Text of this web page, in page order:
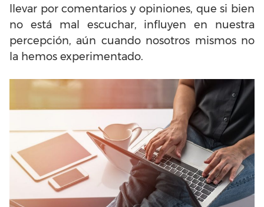
llevar por comentarios y opiniones, que si bien
no está mal escuchar, influyen en nuestra
percepción, aún cuando nosotros mismos no
la hemos experimentado.